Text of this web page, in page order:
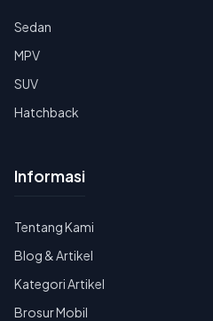
Sedan
MPV
SUV
Hatchback
Informasi
Tentang Kami
Blog & Artikel
Kategori Artikel
Brosur Mobil